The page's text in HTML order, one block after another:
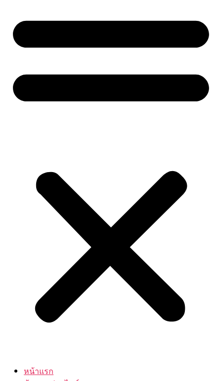
หน้าแรก